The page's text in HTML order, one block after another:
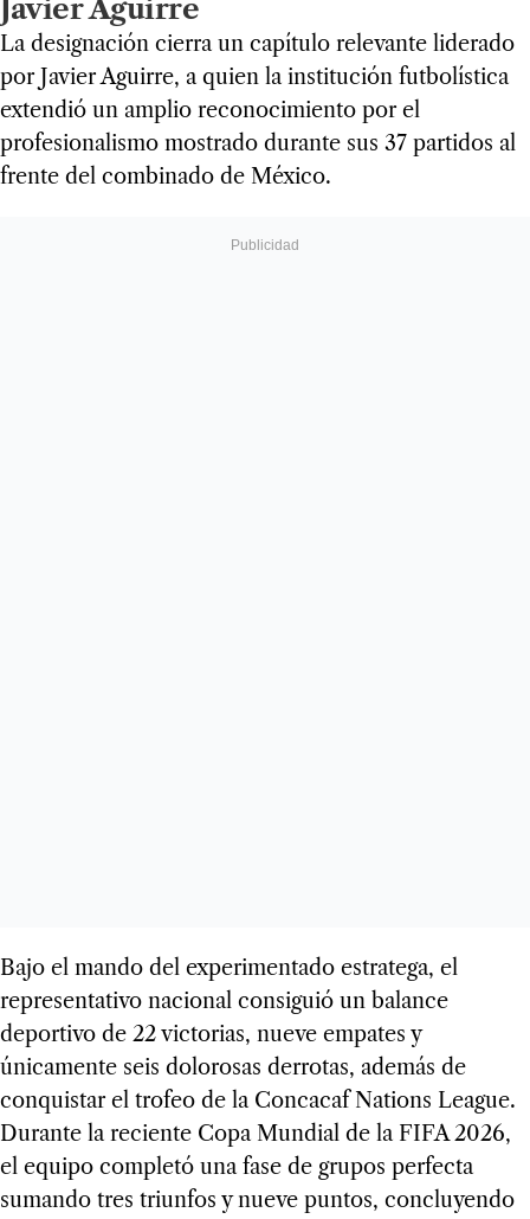
Javier Aguirre
La designación cierra un capítulo relevante liderado
por Javier Aguirre, a quien la institución futbolística
extendió un amplio reconocimiento por el
profesionalismo mostrado durante sus 37 partidos al
frente del combinado de México.
Bajo el mando del experimentado estratega, el
representativo nacional consiguió un balance
deportivo de 22 victorias, nueve empates y
únicamente seis dolorosas derrotas, además de
conquistar el trofeo de la Concacaf Nations League.
Durante la reciente Copa Mundial de la FIFA 2026,
el equipo completó una fase de grupos perfecta
sumando tres triunfos y nueve puntos, concluyendo